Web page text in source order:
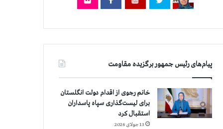
پیام‌های رئیس جمهور برگزیده مقاومت
خانم رجوی از اقدام دولت انگلستان
برای لیست‌گذاری سپاه پاسداران
استقبال کرد
13 جولای 2026